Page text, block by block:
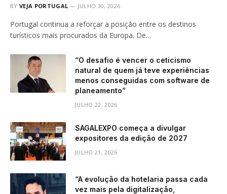
BY VEJA PORTUGAL JULHO 30, 2026
Portugal continua a reforçar a posição entre os destinos
turísticos mais procurados da Europa. De…
“O desafio é vencer o ceticismo
natural de quem já teve experiências
menos conseguidas com software de
planeamento”
JULHO 22, 2026
SAGALEXPO começa a divulgar
expositores da edição de 2027
JULHO 21, 2026
“A evolução da hotelaria passa cada
vez mais pela digitalização,